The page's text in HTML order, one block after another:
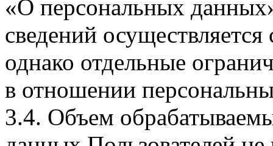
«О персональных
сведений
однако отдельные
в отношении
3.4. Объем